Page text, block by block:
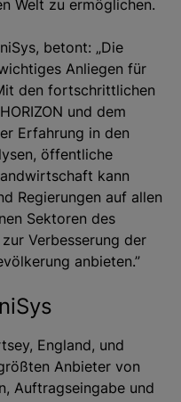
Welt zu ermöglichen.
betont: „Die
Anliegen für
den fortschrittlichen
und dem
Erfahrung in den
öffentliche
kann
Regierungen auf allen
Sektoren des
Verbesserung der
anbieten.”
England, und
Anbieter von
Auftragseingabe und